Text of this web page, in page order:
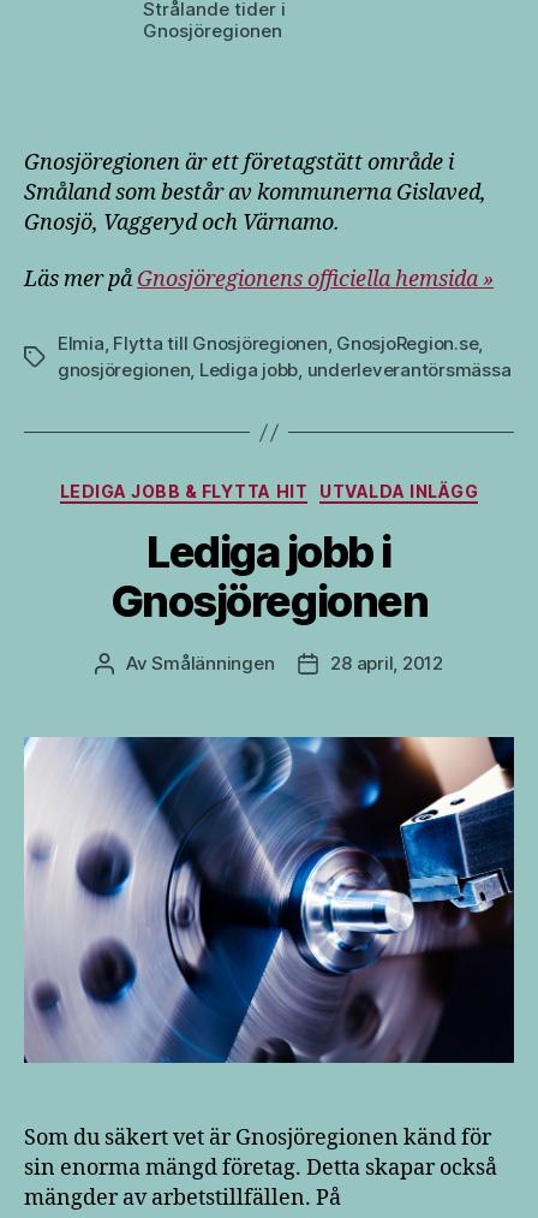
Strålande tider i
Gnosjöregionen
Gnosjöregionen är ett företagstätt område i
Småland som består av kommunerna Gislaved,
Gnosjö, Vaggeryd och Värnamo.
Läs mer på Gnosjöregionens officiella hemsida »
Etiketter
Elmia, Flytta till Gnosjöregionen, GnosjoRegion.se,
gnosjöregionen, Lediga jobb, underleverantörsmässa
Kategorier
LEDIGA JOBB & FLYTTA HIT UTVALDA INLÄGG
Lediga jobb i
Gnosjöregionen
Inläggsförfattare
AvSmålänningen Inläggsdatum
28 april, 2012
Som du säkert vet är Gnosjöregionen känd för
sin enorma mängd företag. Detta skapar också
mängder av arbetstillfällen. På